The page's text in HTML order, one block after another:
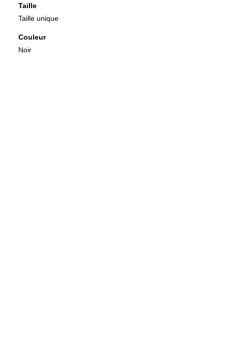
Taille
Taille unique
Couleur
Noir